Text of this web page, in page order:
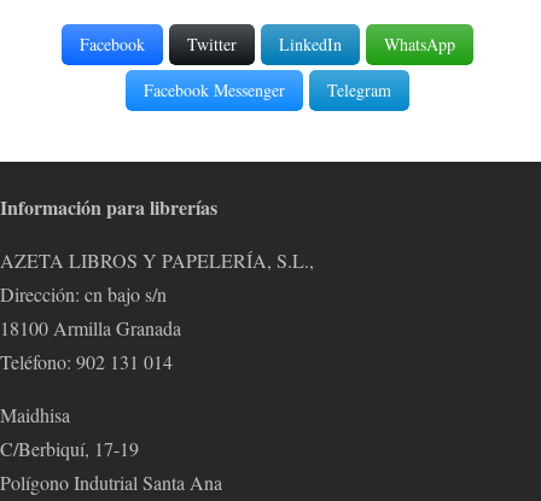
Facebook Twitter LinkedIn
WhatsApp
Facebook Messenger
Telegram
Información para librerías
AZETA LIBROS Y PAPELERÍA, S.L.,
Dirección: cn bajo s/n
18100 Armilla Granada
Teléfono: 902 131 014
Maidhisa
C/Berbiquí, 17-19
Polígono Indutrial Santa Ana